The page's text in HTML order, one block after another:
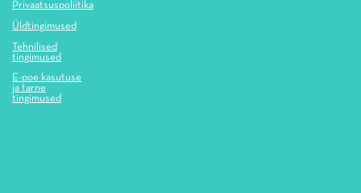
Privaatsuspoliitika
Üldtingimused
Tehnilised
tingimused
E-poe kasutuse
ja tarne
tingimused